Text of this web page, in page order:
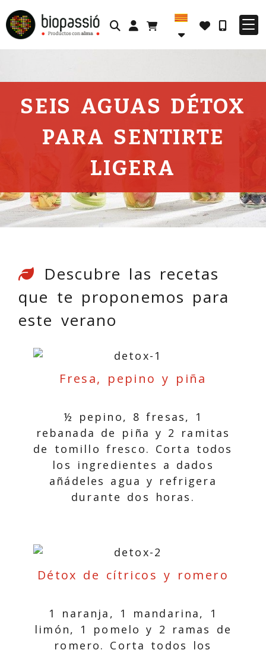
Identifícat
SEIS AGUAS DÉTOX
PARA SENTIRTE
LIGERA
Descubre las recetas
que te proponemos para
este verano
Fresa, pepino y piña
½ pepino, 8 fresas, 1
rebanada de piña y 2 ramitas
de tomillo fresco. Corta todos
los ingredientes a dados
añádeles agua y refrigera
durante dos horas.
Détox de cítricos y romero
1 naranja, 1 mandarina, 1
limón, 1 pomelo y 2 ramas de
romero. Corta todos los